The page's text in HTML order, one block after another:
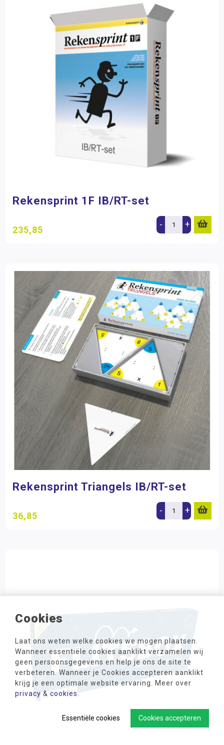
Cookies
Laat ons weten welke cookies we mogen plaatsen.
Wanneer essentiële cookies aanklikt verzamelen wij
geen persoonsgegevens en help je ons de site te
verbeteren. Wanneer je Cookies accepteren aanklikt
krijg je een optimale website ervaring. Meer over
privacy & cookies
Cookies accepteren
Essentiële cookies
Rekensprint 1F IB/RT-set
235,85 - +
Rekensprint Triangels IB/RT-set
36,85 - +